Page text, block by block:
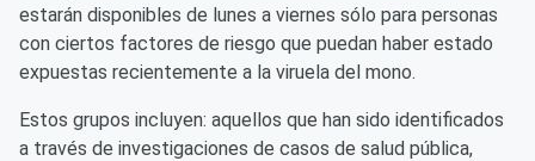
estarán disponibles de lunes a viernes sólo para personas
con ciertos factores de riesgo que puedan haber estado
expuestas recientemente a la viruela del mono.
Estos grupos incluyen: aquellos que han sido identificados
a través de investigaciones de casos de salud pública,